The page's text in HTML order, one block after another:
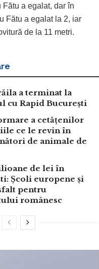
a egalat, dar în
Fătu a egalat la 2, iar
de la 11 metri.
a terminat la
cu Rapid București
a cetățenilor
ce le revin în
de animale de
de lei în
Școli europene și
pentru
românesc